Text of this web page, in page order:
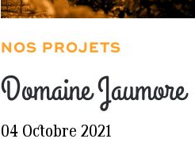
NOS PROJETS
Domaine Jaumore
04 Octobre 2021